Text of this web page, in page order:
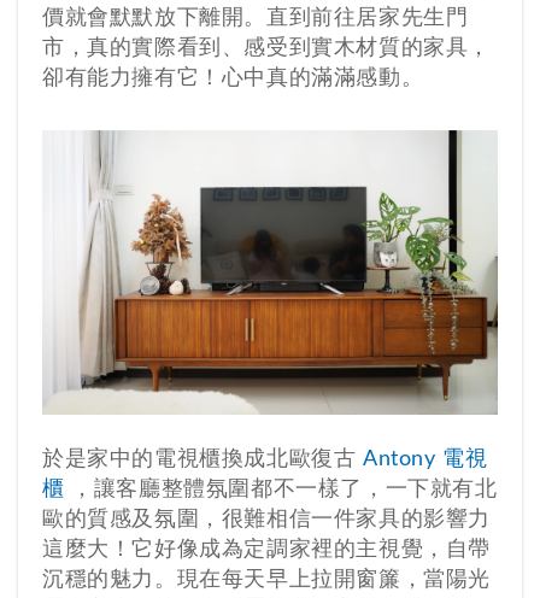
價就會默默放下離開。直到前往居家先生門
市，真的實際看到、感受到實木材質的家具，
卻有能力擁有它！心中真的滿滿感動。
於是家中的電視櫃換成北歐復古Antony 電視
櫃
，讓客廳整體氛圍都不一樣了，一下就有北
歐的質感及氛圍，很難相信一件家具的影響力
這麼大！它好像成為定調家裡的主視覺，自帶
沉穩的魅力。現在每天早上拉開窗簾，當陽光